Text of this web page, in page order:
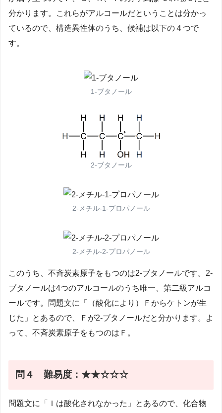
分かります。これらがアルコールだということは分かっ
ているので、構造異性体のうち、候補は以下の４つで
す。
1-ブタノール
2-ブタノール
2-メチル-1-プロパノール
2-メチル-2-プロパノール
このうち、不斉炭素原子をもつのは2-ブタノールです。2-
ブタノールは4つのアルコールのうち唯一、第二級アルコ
ールです。問題文に「（酸化により）Ｆからケトンが生
じた」とあるので、Ｆが2-ブタノールだと分かります。よ
って、不斉炭素原子をもつのはＦ。
問４難易度：★★☆☆☆
問題文に「Ｉは酸化されなかった」とあるので、化合物